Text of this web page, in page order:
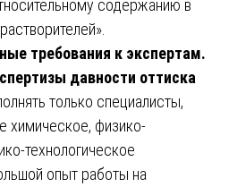
содержанию в
требования к экспертам.
давности оттиска
только специалисты,
физико-
технологическое
опыт работы на